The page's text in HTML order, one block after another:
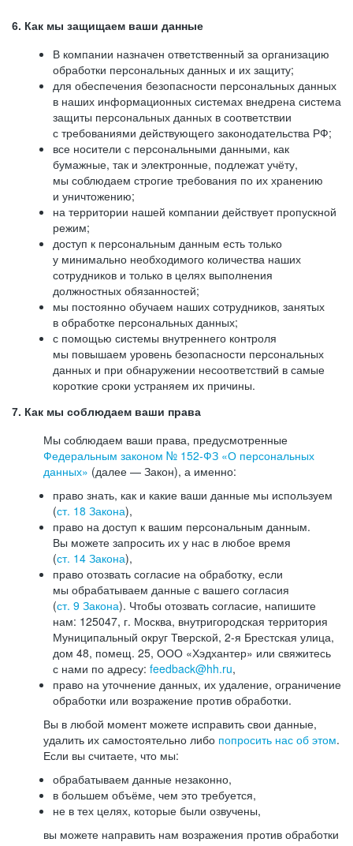
6. Как мы защищаем ваши данные
В компании назначен ответственный за организацию
обработки персональных данных и их защиту;
для обеспечения безопасности персональных данных
в наших информационных системах внедрена система
защиты персональных данных в соответствии
с требованиями действующего законодательства РФ;
все носители с персональными данными, как
бумажные, так и электронные, подлежат учёту,
мы соблюдаем строгие требования по их хранению
и уничтожению;
на территории нашей компании действует пропускной
режим;
доступ к персональным данным есть только
у минимально необходимого количества наших
сотрудников и только в целях выполнения
должностных обязанностей;
мы постоянно обучаем наших сотрудников, занятых
в обработке персональных данных;
с помощью системы внутреннего контроля
мы повышаем уровень безопасности персональных
данных и при обнаружении несоответствий в самые
короткие сроки устраняем их причины.
7. Как мы соблюдаем ваши права
Мы соблюдаем ваши права, предусмотренные
Федеральным законом № 152-ФЗ «О персональных
данных» (далее — Закон), а именно:
право знать, как и какие ваши данные мы используем
(ст. 18 Закона),
право на доступ к вашим персональным данным.
Вы можете запросить их у нас в любое время
(ст. 14 Закона),
право отозвать согласие на обработку, если
мы обрабатываем данные с вашего согласия
(ст. 9 Закона). Чтобы отозвать согласие, напишите
нам: 125047, г. Москва, внутригородская территория
Муниципальный округ Тверской, 2-я Брестская улица,
дом 48, помещ. 25, ООО «Хэдхантер» или свяжитесь
с нами по адресу: feedback@hh.ru,
право на уточнение данных, их удаление, ограничение
обработки или возражение против обработки.
Вы в любой момент можете исправить свои данные,
удалить их самостоятельно либо попросить нас об этом.
Если вы считаете, что мы:
обрабатываем данные незаконно,
в большем объёме, чем это требуется,
не в тех целях, которые были озвучены,
вы можете направить нам возражения против обработки